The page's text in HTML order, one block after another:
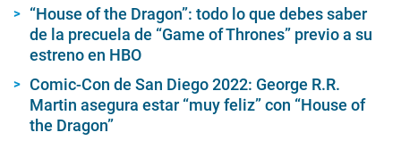
1
m
i
n
t
e
,
3
“House of the Dragon”: todo lo que debes saber
de la precuela de “Game of Thrones” previo a su
estreno en HBO
Comic-Con de San Diego 2022: George R.R.
Martin asegura estar “muy feliz” con “House of
the Dragon”